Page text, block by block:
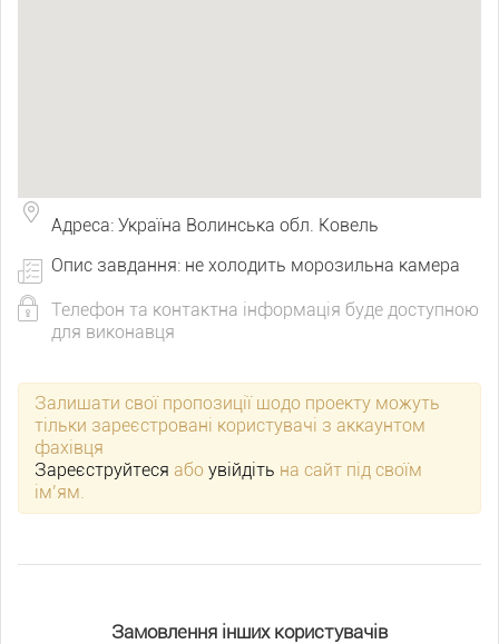
Адреса: Україна Волинська обл. Ковель
Опис завдання: не холодить морозильна камера
Телефон та контактна інформація буде доступною
для виконавця
Залишати свої пропозиції щодо проекту можуть
тільки зареєстровані користувачі з аккаунтом
фахівця
Зареєструйтеся або увійдіть на сайт під своїм
ім’ям.
Замовлення інших користувачів